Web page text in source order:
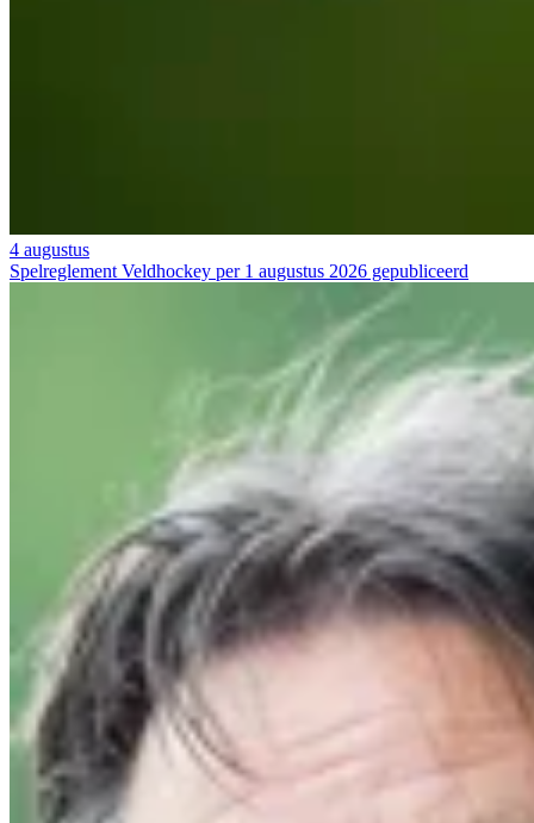
4 augustus
Spelreglement Veldhockey per 1 augustus 2026 gepubliceerd